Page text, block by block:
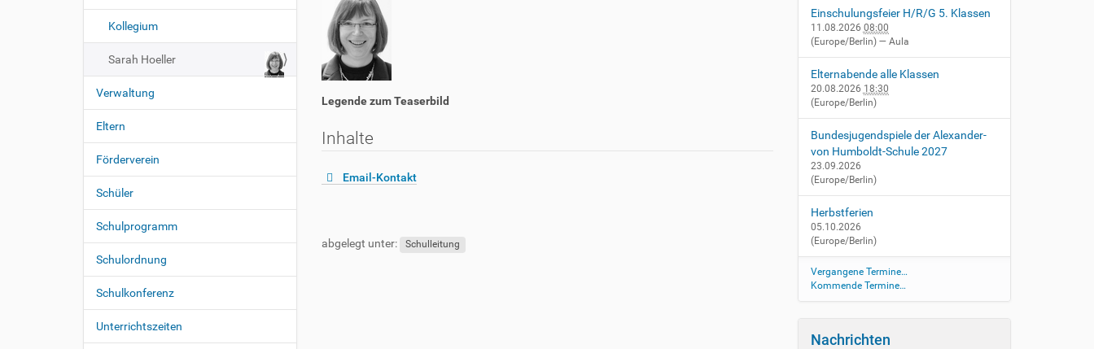
e
Legende zum Teaserbild
Inhalte
Email-Kontakt
abgelegt unter: Schulleitung
a
o
n
Kollegium
Sarah Hoeller
Verwaltung
Eltern
Förderverein
Schüler
Schulprogramm
Schulordnung
Schulkonferenz
Unterrichtszeiten
Einschulungsfeier H/R/G 5. Klassen
11.08.2026 08:00
(Europe/Berlin) — Aula
Elternabende alle Klassen
20.08.2026 18:30
(Europe/Berlin)
Bundesjugendspiele der Alexander-
von Humboldt-Schule 2027
23.09.2026
(Europe/Berlin)
Herbstferien
05.10.2026
(Europe/Berlin)
Vergangene Termine…
Kommende Termine…
Nachrichten